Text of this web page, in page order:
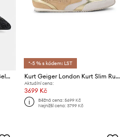
Kurt Geiger London Lodičky Belgravia Eagle Court Dr-Black
*-5 % s kódem: LST
Kurt Geiger London Kurt Slim Runner sneakers boty dámské kožené
Aktuální cena:
3699 Kč
Běžná cena:5699 Kč
Nejnižší cena:3799 Kč